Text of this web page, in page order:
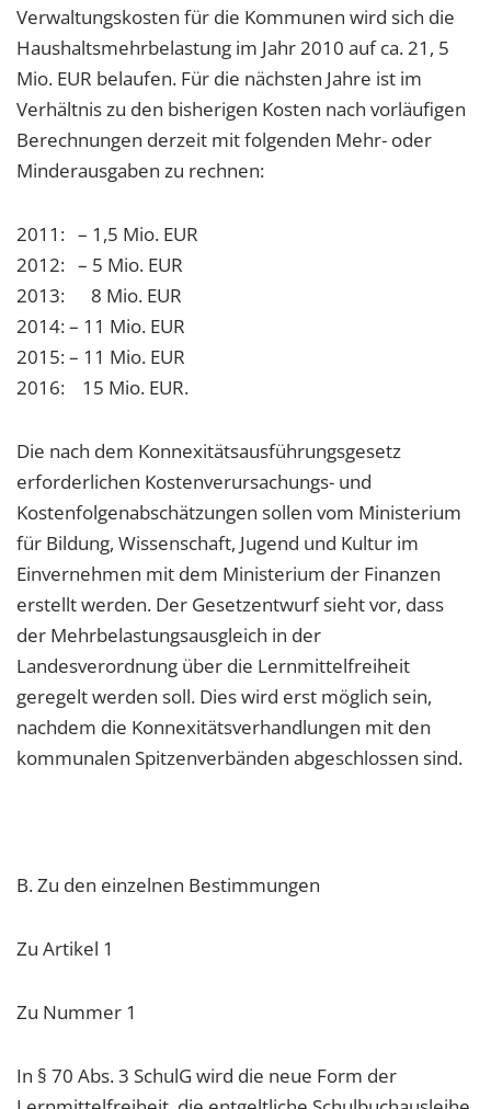
Verwaltungskosten für die Kommunen wird sich die
Haushaltsmehrbelastung im Jahr 2010 auf ca. 21, 5
Mio. EUR belaufen. Für die nächsten Jahre ist im
Verhältnis zu den bisherigen Kosten nach vorläufigen
Berechnungen derzeit mit folgenden Mehr- oder
Minderausgaben zu rechnen:
2011: – 1,5 Mio. EUR
2012: – 5 Mio. EUR
2013: 8 Mio. EUR
2014: – 11 Mio. EUR
2015: – 11 Mio. EUR
2016: 15 Mio. EUR.
Die nach dem Konnexitätsausführungsgesetz
erforderlichen Kostenverursachungs- und
Kostenfolgenabschätzungen sollen vom Ministerium
für Bildung, Wissenschaft, Jugend und Kultur im
Einvernehmen mit dem Ministerium der Finanzen
erstellt werden. Der Gesetzentwurf sieht vor, dass
der Mehrbelastungsausgleich in der
Landesverordnung über die Lernmittelfreiheit
geregelt werden soll. Dies wird erst möglich sein,
nachdem die Konnexitätsverhandlungen mit den
kommunalen Spitzenverbänden abgeschlossen sind.
B. Zu den einzelnen Bestimmungen
Zu Artikel 1
Zu Nummer 1
In § 70 Abs. 3 SchulG wird die neue Form der